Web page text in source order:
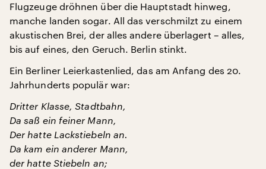
Flugzeuge dröhnen über die Hauptstadt hinweg,
manche landen sogar. All das verschmilzt zu einem
akustischen Brei, der alles andere überlagert – alles,
bis auf eines, den Geruch. Berlin stinkt.
Ein Berliner Leierkastenlied, das am Anfang des 20.
Jahrhunderts populär war:
Dritter Klasse, Stadtbahn,
Da saß ein feiner Mann,
Der hatte Lackstiebeln an.
Da kam ein anderer Mann,
der hatte Stiebeln an;